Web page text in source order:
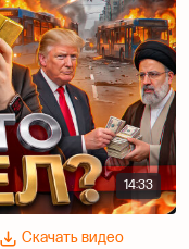
14:33
Скачать видео